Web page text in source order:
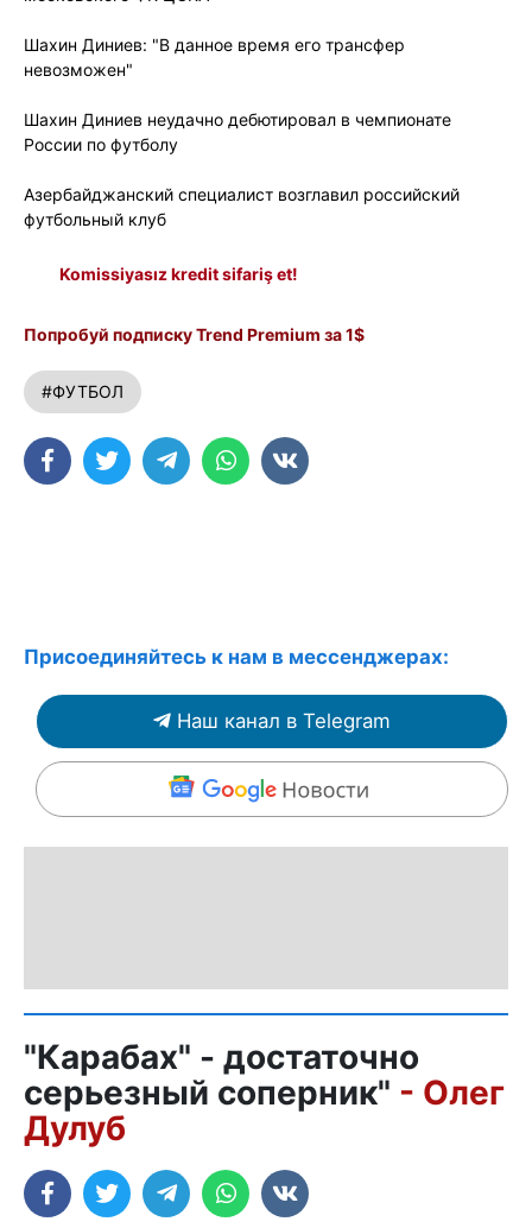
Шахин Диниев: "В данное время его трансфер
невозможен"
Шахин Диниев неудачно дебютировал в чемпионате
России по футболу
Азербайджанский специалист возглавил российский
футбольный клуб
Komissiyasız kredit sifariş et!
Попробуй подписку Trend Premium за 1$
#ФУТБОЛ
Присоединяйтесь к нам в мессенджерах:
Наш канал в Telegram
"Карабах" - достаточно
серьезный соперник" - Олег
Дулуб